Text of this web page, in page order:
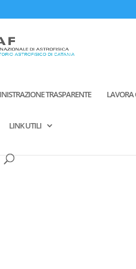
TRASPARENTE LAVORA
LINK UTILI